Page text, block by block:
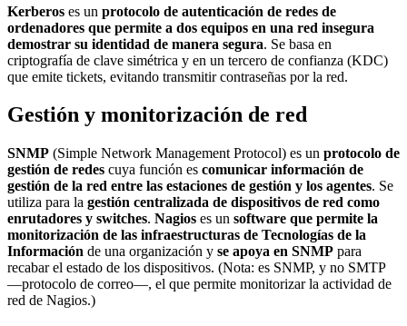
Kerberos es un protocolo de autenticación de redes de
ordenadores que permite a dos equipos en una red insegura
demostrar su identidad de manera segura. Se basa en
criptografía de clave simétrica y en un tercero de confianza (KDC)
que emite tickets, evitando transmitir contraseñas por la red.
Gestión y monitorización de red
SNMP (Simple Network Management Protocol) es un protocolo de
gestión de redes cuya función es comunicar información de
gestión de la red entre las estaciones de gestión y los agentes. Se
utiliza para la gestión centralizada de dispositivos de red como
enrutadores y switches. Nagios es un software que permite la
monitorización de las infraestructuras de Tecnologías de la
Información de una organización y se apoya en SNMP para
recabar el estado de los dispositivos. (Nota: es SNMP, y no SMTP
—protocolo de correo—, el que permite monitorizar la actividad de
red de Nagios.)